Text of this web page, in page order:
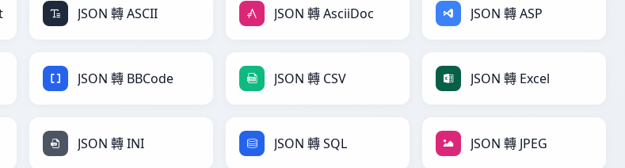
JSON 轉 ASCII JSON 轉 AsciiDoc JSON 轉 ASP
JSON 轉 BBCode JSON 轉 CSV JSON 轉 Excel
JSON 轉 INI JSON 轉 SQL JSON 轉 JPEG